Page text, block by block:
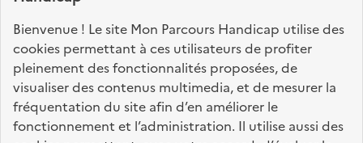
Bienvenue ! Le site Mon Parcours Handicap utilise des
cookies permettant à ces utilisateurs de profiter
pleinement des fonctionnalités proposées, de
visualiser des contenus multimedia, et de mesurer la
fréquentation du site afin d’en améliorer le
fonctionnement et l’administration. Il utilise aussi des
Nos sites partenaires
info.gouv.fr service-public.fr legifrance.gouv.fr
data.gouv.fr
Nos partenaires